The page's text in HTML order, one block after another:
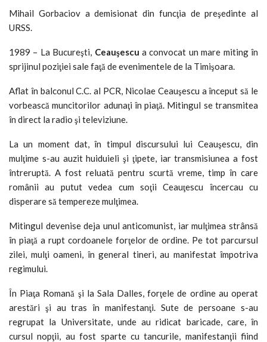
Mihail Gorbaciov a demisionat din funcţia de preşedinte al
URSS.
1989 – La Bucureşti, Ceauşescu a convocat un mare miting în
sprijinul poziţiei sale faţă de evenimentele de la Timişoara.
Aflat în balconul C.C. al PCR, Nicolae Ceauşescu a început să le
vorbească muncitorilor adunaţi în piaţă. Mitingul se transmitea
în direct la radio şi televiziune.
La un moment dat, în timpul discursului lui Ceauşescu, din
mulţime s-au auzit huiduieli şi ţipete, iar transmisiunea a fost
întreruptă. A fost reluată pentru scurtă vreme, timp în care
românii au putut vedea cum soţii Ceauţescu încercau cu
disperare să tempereze mulţimea.
Mitingul devenise deja unul anticomunist, iar mulţimea strânsă
în piaţă a rupt cordoanele forţelor de ordine. Pe tot parcursul
zilei, mulţi oameni, în general tineri, au manifestat împotriva
regimului.
În Piaţa Romană şi la Sala Dalles, forţele de ordine au operat
arestări şi au tras în manifestanţi. Sute de persoane s-au
regrupat la Universitate, unde au ridicat baricade, care, în
cursul nopţii, au fost sparte cu tancurile, manifestanţii fiind